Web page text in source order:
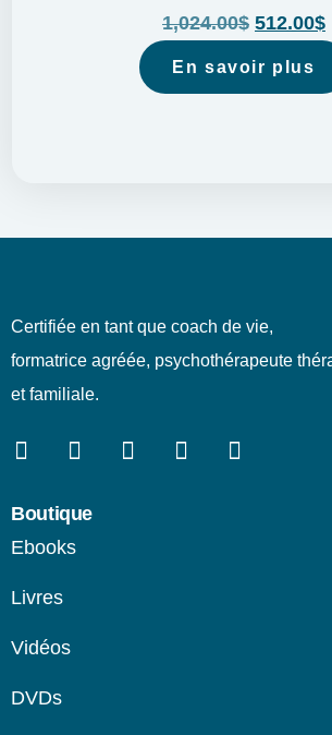
En savoir plus
1,024.00$ 512.00$
Certifiée en tant que coach de vie,
formatrice agréée, psychothérapeute
et familiale.
Boutique
Ebooks
Livres
Vidéos
DVDs